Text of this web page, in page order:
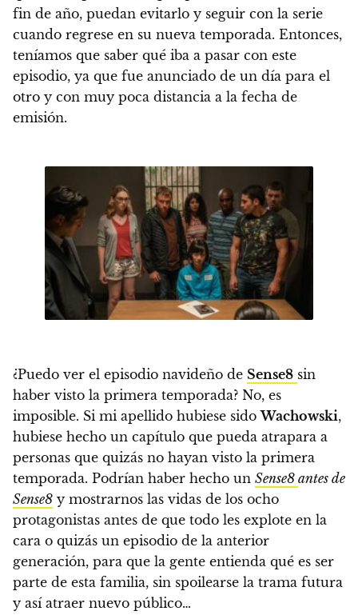
fin de año, puedan evitarlo y seguir con la serie
cuando regrese en su nueva temporada. Entonces,
teníamos que saber qué iba a pasar con este
episodio, ya que fue anunciado de un día para el
otro y con muy poca distancia a la fecha de
emisión.
¿Puedo ver el episodio navideño de Sense8 sin
haber visto la primera temporada? No, es
imposible. Si mi apellido hubiese sidoWachowski,
hubiese hecho un capítulo que pueda atrapara a
personas que quizás no hayan visto la primera
temporada. Podrían haber hecho un Sense8 antes de
Sense8 y mostrarnos las vidas de los ocho
protagonistas antes de que todo les explote en la
cara o quizás un episodio de la anterior
generación, para que la gente entienda qué es ser
parte de esta familia, sin spoilearse la trama futura
y así atraer nuevo público…